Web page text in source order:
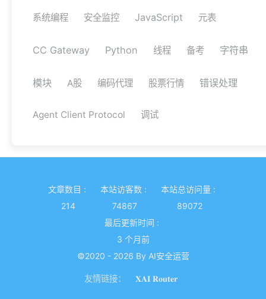
系统编程 安全监控 JavaScript 元表
CC Gateway Python 线程 备考 字符串
模块 A股 编码代理 股票行情 错误处理
Agent Client Protocol 调试
文章数目 :
214
本站访客数 :
74867
本站总访问量 :
89072
最后更新时间 :
3 个月前
©2020 - 2026 By AI安全运营
友情链接： 𝐗𝐀𝐈 𝐑𝐨𝐮𝐭𝐞𝐫